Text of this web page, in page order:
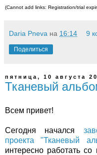
(Cannot add links: Registration/trial
Daria Pneva на 16:14 9
Поделиться
пятница, 10 августа
Тканевый
Всем привет!
Сегодня начался
проекта "Тканевый
интересно работать